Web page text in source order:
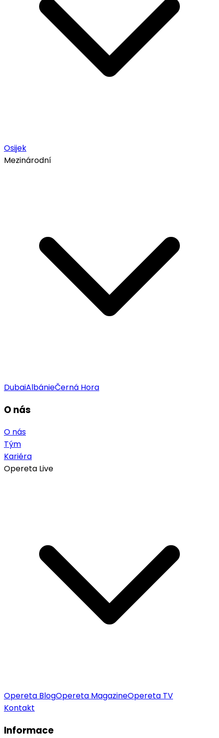
Osijek
Mezinárodní
DubaiAlbánieČerná Hora
O nás
O nás
Tým
Kariéra
Opereta Live
Opereta BlogOpereta MagazineOpereta TV
Kontakt
Informace